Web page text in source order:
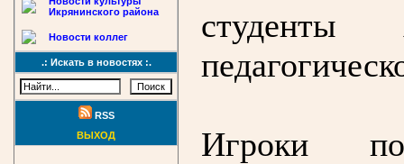
Икрянинского района
Новости коллег
.: Искать в новостях :.
RSS
ВЫХОД
студенты
Игроки